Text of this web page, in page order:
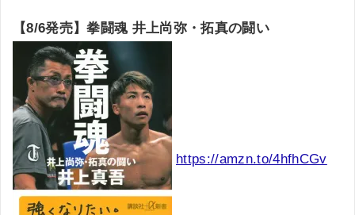
【8/6発売】拳闘魂 井上尚弥・拓真の闘い
https://amzn.to/4hfhCGv